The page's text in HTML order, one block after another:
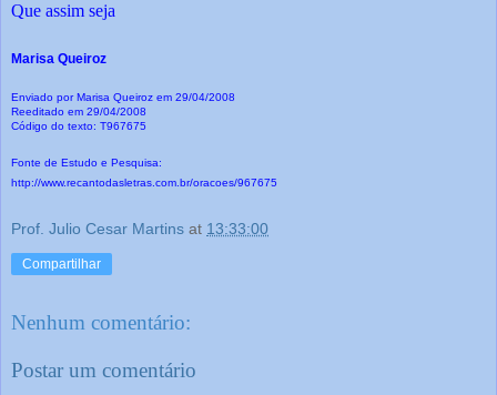
Que assim seja
Marisa Queiroz
Enviado por Marisa Queiroz em 29/04/2008
Reeditado em 29/04/2008
Código do texto: T967675
Fonte de Estudo e Pesquisa:
http://www.recantodasletras.com.br/oracoes/967675
Prof. Julio Cesar Martins at 13:33:00
Compartilhar
Nenhum comentário:
Postar um comentário